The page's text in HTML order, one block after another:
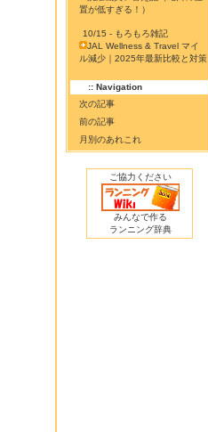
置が低すぎる！）
10/15 - もろもろ雑記
JAL Wellness & Travel マイ
ル減少｜2025年最新比較と対策
:: Navigation
次の記事
前の記事
月別のあれこれ
ご協力ください
みんなで作る
ランニング辞典